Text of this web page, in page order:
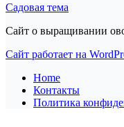
Садовая тема
Сайт о выращивании
Сайт работает на
Home
Контакты
Политика